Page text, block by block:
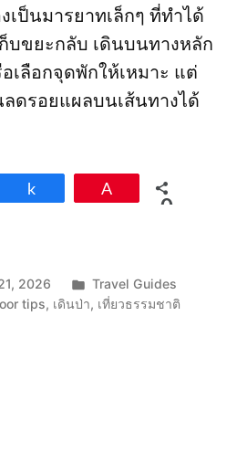
เป็นมารยาทเล็กๆ ที่ทำได้
บขยะกลับ เดินบนทางหลัก
เลือกจุดพักให้เหมาะ แต่
ดรอยแผลบนเส้นทางได้
0
2026
Posted
in
Travel Guides
tips, เดินป่า, เที่ยวธรรมชาติ